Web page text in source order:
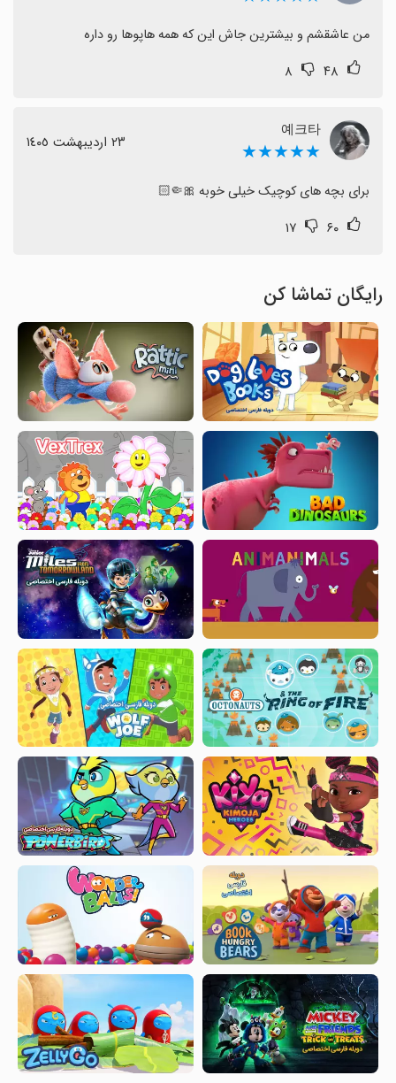
من عاشقشم و بیشترین جاش این که همه هاپوها رو داره
۴۸ ۸
예크타
★★★★★ ٢٣ اردیبهشت ١٤٠٥
برای بچه های کوچیک خیلی خوبه 🎀🤏🏻
۶۰ ۱۷
رایگان تماشا کن